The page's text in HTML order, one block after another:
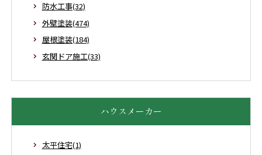
防水工事(32)
外壁塗装(474)
屋根塗装(184)
玄関ドア施工(33)
ハウスメーカー
太平住宅(1)